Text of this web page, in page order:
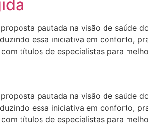
pautada na visão de saúde
essa iniciativa em conforto,
títulos de especialistas para
pautada na visão de saúde
essa iniciativa em conforto,
títulos de especialistas para